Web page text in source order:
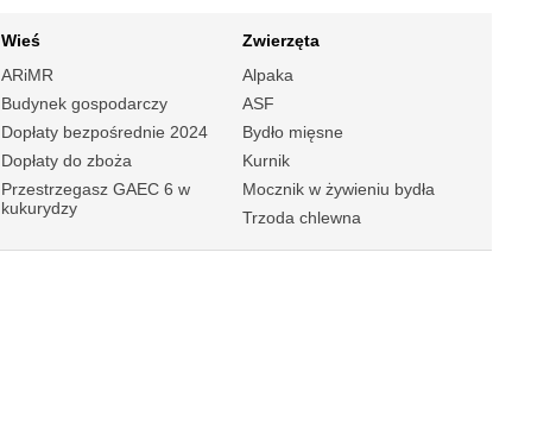
Wieś
ARiMR
Budynek gospodarczy
Dopłaty bezpośrednie 2024
Dopłaty do zboża
Przestrzegasz GAEC 6 w
kukurydzy
Zwierzęta
Alpaka
ASF
Bydło mięsne
Kurnik
Mocznik w żywieniu bydła
Trzoda chlewna